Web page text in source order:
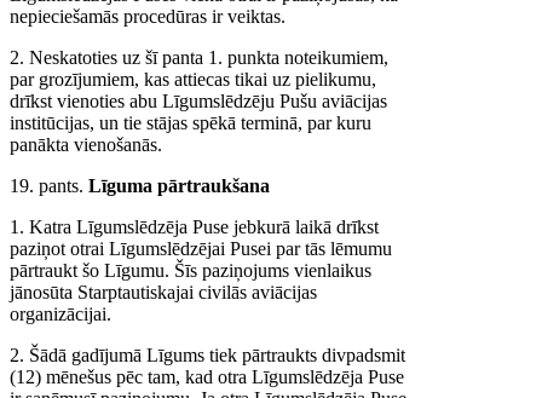
nepieciešamās procedūras ir veiktas.
2. Neskatoties uz šī panta 1. punkta noteikumiem,
par grozījumiem, kas attiecas tikai uz pielikumu,
drīkst vienoties abu Līgumslēdzēju Pušu aviācijas
institūcijas, un tie stājas spēkā terminā, par kuru
panākta vienošanās.
19. pants. Līguma pārtraukšana
1. Katra Līgumslēdzēja Puse jebkurā laikā drīkst
paziņot otrai Līgumslēdzējai Pusei par tās lēmumu
pārtraukt šo Līgumu. Šīs paziņojums vienlaikus
jānosūta Starptautiskajai civilās aviācijas
organizācijai.
2. Šādā gadījumā Līgums tiek pārtraukts divpadsmit
(12) mēnešus pēc tam, kad otra Līgumslēdzēja Puse